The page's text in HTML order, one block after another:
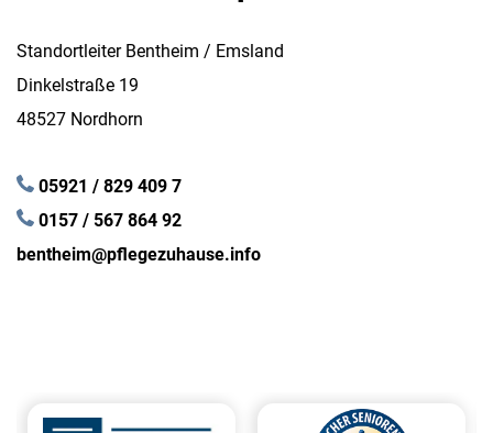
Standortleiter Bentheim / Emsland
Dinkelstraße 19
48527 Nordhorn
05921 / 829 409 7
0157 / 567 864 92
bentheim@pflegezuhause.info